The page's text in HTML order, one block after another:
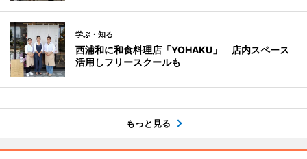
学ぶ・知る
西浦和に和食料理店「YOHAKU」 店内スペース
活用しフリースクールも
もっと見る